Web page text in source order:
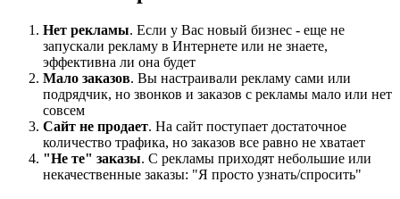
Нет рекламы. Если у Вас новый бизнес - еще не
запускали рекламу в Интернете или не знаете,
эффективна ли она будет
Мало заказов. Вы настраивали рекламу сами или
подрядчик, но звонков и заказов с рекламы мало или нет
совсем
Сайт не продает. На сайт поступает достаточное
количество трафика, но заказов все равно не хватает
"Не те" заказы. С рекламы приходят небольшие или
некачественные заказы: "Я просто узнать/спросить"